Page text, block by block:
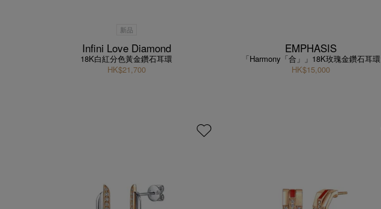
新品
Infini Love Diamond
18K白紅分色黃金鑽石耳環
HK$21,700
EMPHASIS
「Harmony「合」」18K玫瑰金鑽石耳環
HK$15,000